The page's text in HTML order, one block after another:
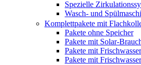
Spezielle
Wasch- und
Komplettpakete mit
Pakete ohne Speicher
Pakete mit Solar-
Pakete mit
Pakete mit